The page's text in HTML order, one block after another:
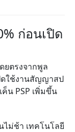
ก่อนเปิด
ยตรงจากพูล
ดใช้งานสัญญาสป
ค็น PSP เพิ่มขึ้น
ไม่ช้า เทคโนโลยี